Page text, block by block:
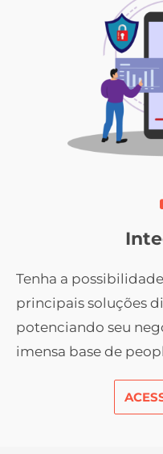
Tenha a
principais soluções
potenciando seu
imensa base de